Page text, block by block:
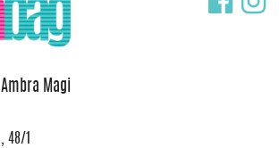
Magi
48/1